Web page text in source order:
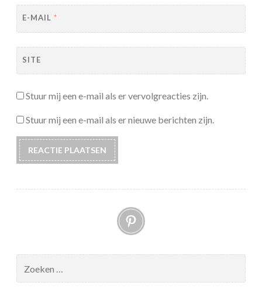
E-MAIL *
SITE
Stuur mij een e-mail als er vervolgreacties zijn.
Stuur mij een e-mail als er nieuwe berichten zijn.
Pinterest
naar: